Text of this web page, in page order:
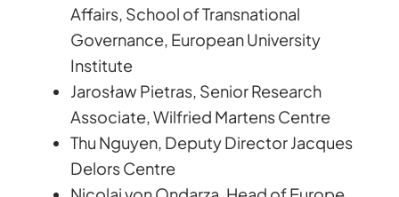
Affairs, School of Transnational
Governance, European University
Institute
Jarosław Pietras, Senior Research
Associate, Wilfried Martens Centre
Thu Nguyen, Deputy Director Jacques
Delors Centre